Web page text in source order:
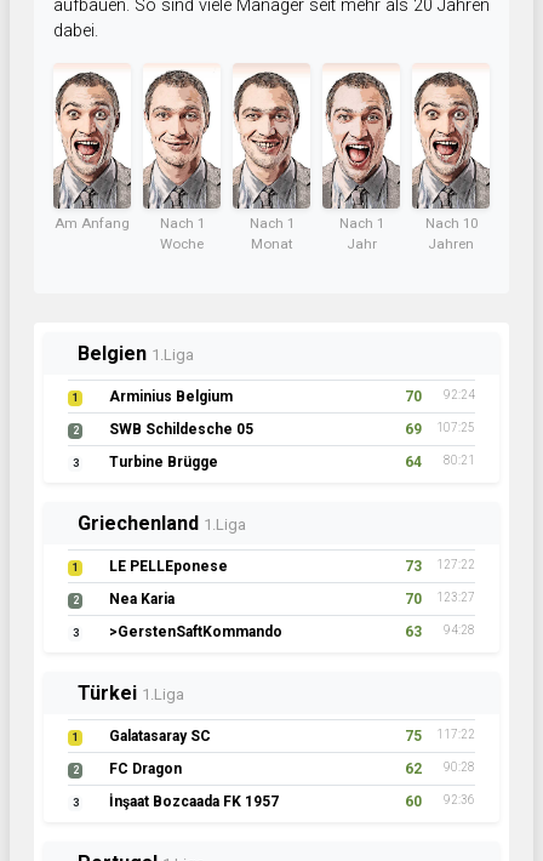
aufbauen. So sind viele Manager seit mehr als 20 Jahren
dabei.
Am Anfang
Nach 1
Woche
Nach 1
Monat
Nach 1
Jahr
Nach 10
Jahren
Belgien 1.Liga
1 Arminius Belgium 70 92:24
2 SWB Schildesche 05 69 107:25
3 Turbine Brügge 64 80:21
Griechenland 1.Liga
1 LE PELLEponese 73 127:22
2 Nea Karia 70 123:27
3 >GerstenSaftKommando 63 94:28
Türkei 1.Liga
1 Galatasaray SC 75 117:22
2 FC Dragon 62 90:28
3 İnşaat Bozcaada FK 1957 60 92:36